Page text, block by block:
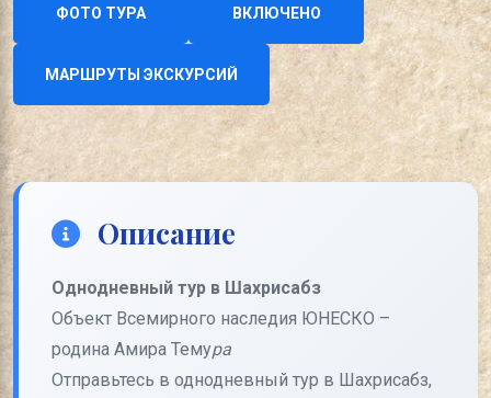
ФОТО ТУРА ВКЛЮЧЕНО
МАРШРУТЫ ЭКСКУРСИЙ
Описание
Однодневный тур в Шахрисабз
Объект Всемирного наследия ЮНЕСКО –
родина Амира Темура
Отправьтесь в однодневный тур в Шахрисабз,